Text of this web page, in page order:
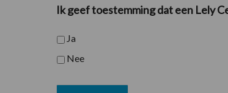
Ik geef toestemming dat een Lely
Ja
Nee